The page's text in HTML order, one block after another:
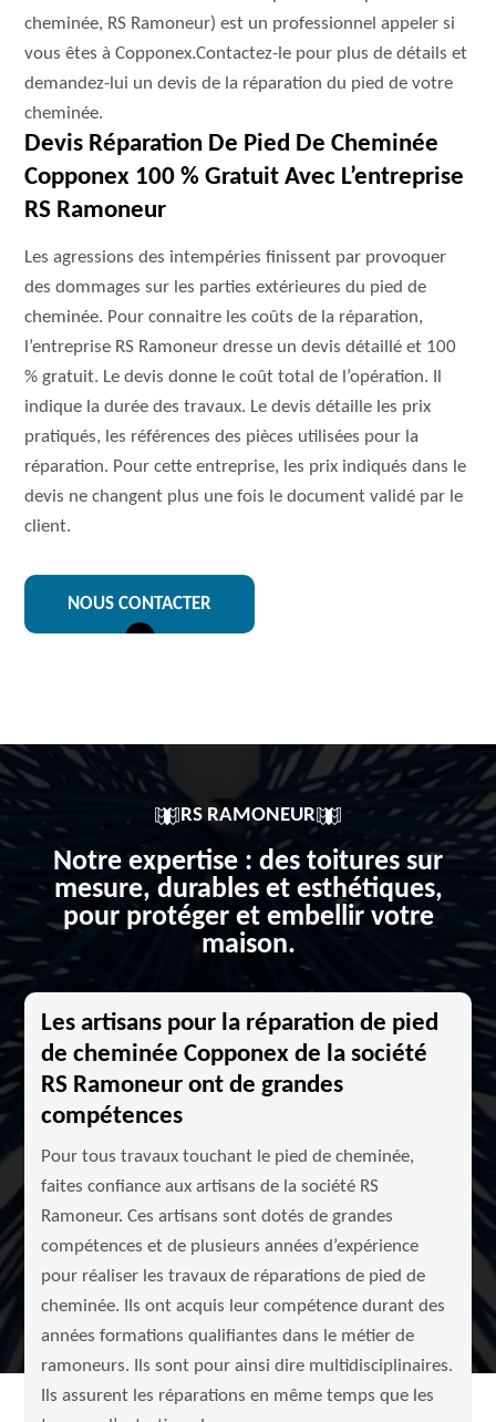
cheminée, RS Ramoneur) est un professionnel appeler si
vous êtes à Copponex.Contactez-le pour plus de détails et
demandez-lui un devis de la réparation du pied de votre
cheminée.
Devis Réparation De Pied De Cheminée
Copponex 100 % Gratuit Avec L’entreprise
RS Ramoneur
Les agressions des intempéries finissent par provoquer
des dommages sur les parties extérieures du pied de
cheminée. Pour connaitre les coûts de la réparation,
l’entreprise RS Ramoneur dresse un devis détaillé et 100
% gratuit. Le devis donne le coût total de l’opération. Il
indique la durée des travaux. Le devis détaille les prix
pratiqués, les références des pièces utilisées pour la
réparation. Pour cette entreprise, les prix indiqués dans le
devis ne changent plus une fois le document validé par le
client.
NOUS CONTACTER
RS RAMONEUR
Notre expertise : des toitures sur
mesure, durables et esthétiques,
pour protéger et embellir votre
maison.
Les artisans pour la réparation de pied
de cheminée Copponex de la société
RS Ramoneur ont de grandes
compétences
Pour tous travaux touchant le pied de cheminée,
faites confiance aux artisans de la société RS
Ramoneur. Ces artisans sont dotés de grandes
compétences et de plusieurs années d’expérience
pour réaliser les travaux de réparations de pied de
cheminée. Ils ont acquis leur compétence durant des
années formations qualifiantes dans le métier de
ramoneurs. Ils sont pour ainsi dire multidisciplinaires.
Ils assurent les réparations en même temps que les